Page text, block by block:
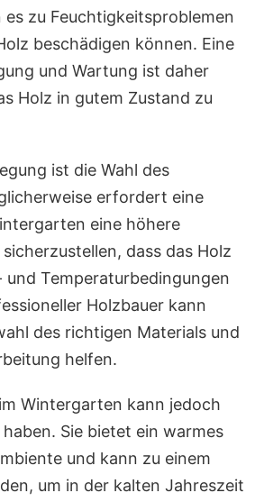
zu Feuchtigkeitsproblemen
beschädigen können. Eine
und Wartung ist daher
Holz in gutem Zustand zu
ist die Wahl des
erfordert eine
eine höhere
dass das Holz
und Temperaturbedingungen
Holzbauer kann
des richtigen Materials und
helfen.
Wintergarten kann jedoch
Sie bietet ein warmes
und kann zu einem
um in der kalten Jahreszeit